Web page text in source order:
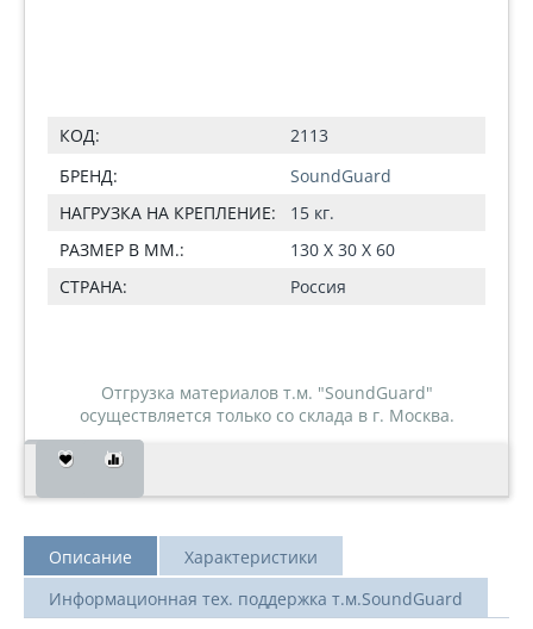
КОД:
2113
БРЕНД:
SoundGuard
НАГРУЗКА НА КРЕПЛЕНИЕ:
15 кг.
РАЗМЕР В ММ.:
130 X 30 X 60
СТРАНА:
Россия
Отгрузка материалов т.м. "SoundGuard"
осуществляется только со склада в г. Москва.
Описание
Характеристики
Информационная тех. поддержка т.м.SoundGuard